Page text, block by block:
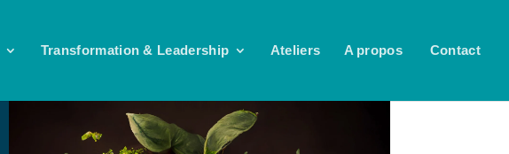
Transformation & Leadership Ateliers A propos Contact